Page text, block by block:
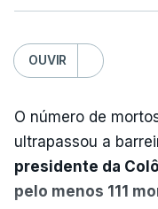
OUVIR
O número de
ultrapassou a
presidente da
pelo menos 111